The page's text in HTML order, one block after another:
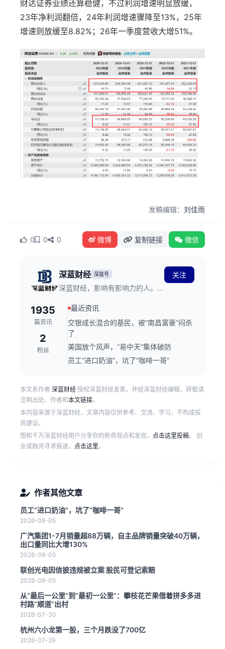
财达证券业绩还算稳健，不过利润增速明显放缓，
23年净利润翻倍，24年利润增速骤降至13%，25年
增速则放缓至8.82%；26年一季度营收大增51%。
发稿编辑： 刘佳雨
0 0 0 微博 复制链接 微信
深蓝财经 深蓝号
深蓝财经，影响有影响力的人。创
者社区，关注资本市场、公司价
值、财经传媒行业，是国内领先的
财经新媒体。
关注
1935
篇资讯
2
粉丝
最近资讯
交银成长混合的基民，被“南昌富豪”闷杀
了
美国放个风声，“易中天”集体破防
员工“进口奶油”，坑了“咖啡一哥”
本文系作者 深蓝财经 授权深蓝财经发表，并经深蓝财经编辑，转载请
注明出处、作者和本文链接。
本内容来源于深蓝财经，文章内容仅供参考、交流、学习，不构成投
资建议。
想和千万深蓝财经用户分享你的新奇观点和发现， 点击这里投稿。 创
业或融资寻求报道， 点击这里。
作者其他文章
员工“进口奶油”，坑了“咖啡一哥”
2026-08-05
广汽集团1-7月销量超88万辆，自主品牌销量突破40万辆，
出口量同比大增130%
2026-08-05
联创光电因信披违规被立案 股民可登记索赔
2026-08-05
从“最后一公里”到“最初一公里”：攀枝花芒果借着拼多多进
村路“顺道”出村
2026-07-30
杭州六小龙第一股，三个月跌没了700亿
2026-07-29